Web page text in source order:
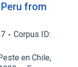
from
Corpus ID:
en Chile,